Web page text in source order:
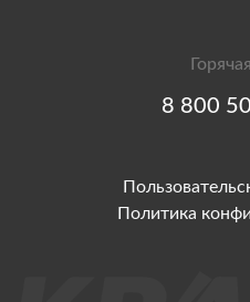
8 800
Политика